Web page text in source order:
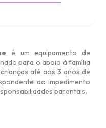
é um equipamento de
para o apoio à família
até aos 3 anos de
ao impedimento
parentais.